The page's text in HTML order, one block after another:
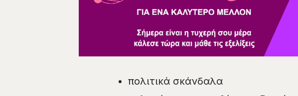
πολιτικά σκάνδαλα